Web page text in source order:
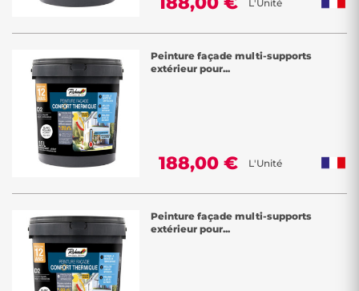
L'Unité
Peinture façade multi-supports
extérieur pour...
188,00 € L'Unité
Peinture façade multi-supports
extérieur pour...